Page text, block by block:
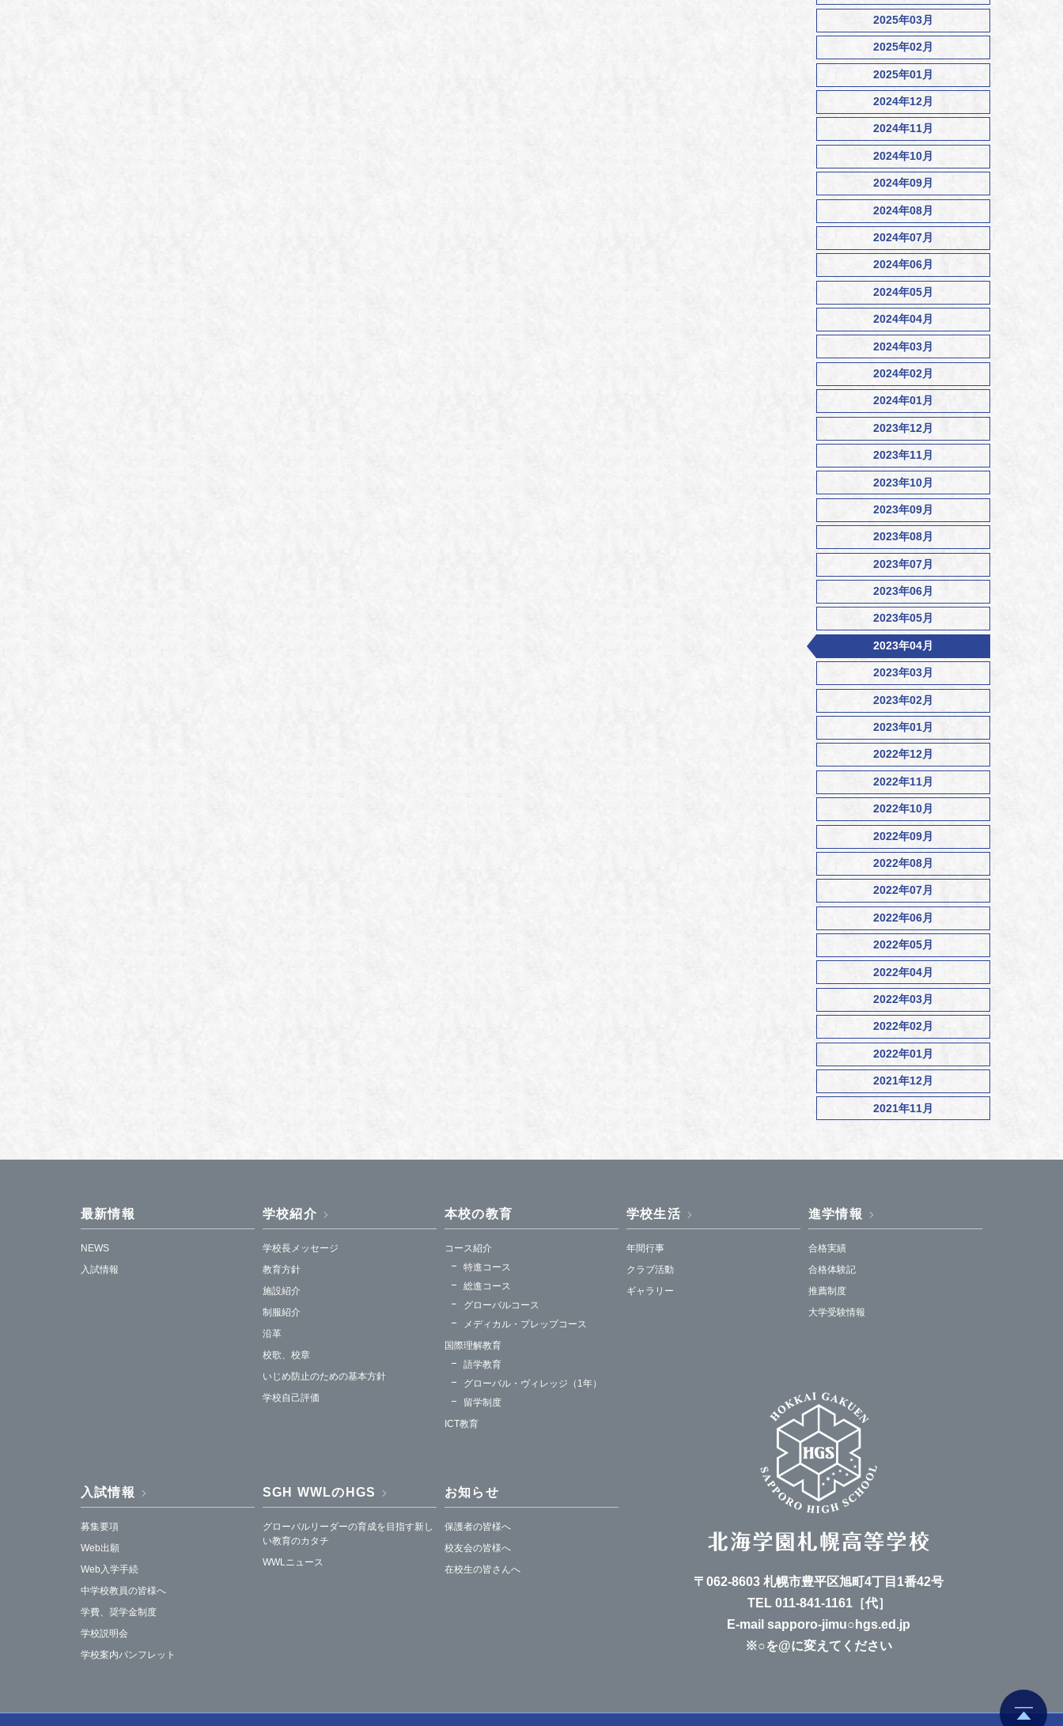
2025年03月
2025年02月
2025年01月
2024年12月
2024年11月
2024年10月
2024年09月
2024年08月
2024年07月
2024年06月
2024年05月
2024年04月
2024年03月
2024年02月
2024年01月
2023年12月
2023年11月
2023年10月
2023年09月
2023年08月
2023年07月
2023年06月
2023年05月
2023年04月
2023年03月
2023年02月
2023年01月
2022年12月
2022年11月
2022年10月
2022年09月
2022年08月
2022年07月
2022年06月
2022年05月
2022年04月
2022年03月
2022年02月
2022年01月
2021年12月
2021年11月
〒062-8603 札幌市豊平区旭町4丁目1番42号
TEL 011-841-1161［代］
E-mail sapporo-jimu○hgs.ed.jp
※○を@に変えてください
最新情報
NEWS
入試情報
学校紹介
学校長メッセージ
教育方針
施設紹介
制服紹介
沿革
校歌、校章
いじめ防止のための基本方針
学校自己評価
本校の教育
コース紹介
特進コース
総進コース
グローバルコース
メディカル・プレップコース
国際理解教育
語学教育
グローバル・ヴィレッジ（1年）
留学制度
ICT教育
学校生活
年間行事
クラブ活動
ギャラリー
進学情報
合格実績
合格体験記
推薦制度
大学受験情報
入試情報
募集要項
Web出願
Web入学手続
中学校教員の皆様へ
学費、奨学金制度
学校説明会
学校案内パンフレット
SGH WWLのHGS
グローバルリーダーの育成を目指す新し
い教育のカタチ
WWLニュース
お知らせ
保護者の皆様へ
校友会の皆様へ
在校生の皆さんへ